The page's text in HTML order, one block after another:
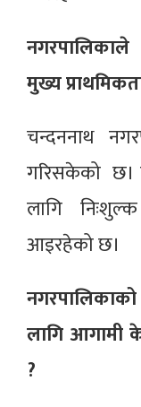
नगरपालिकाले
मुख्य
चन्दननाथ
गरिसकेको छ।
लागि
आइरहेको छ।
लागि आगामी
?